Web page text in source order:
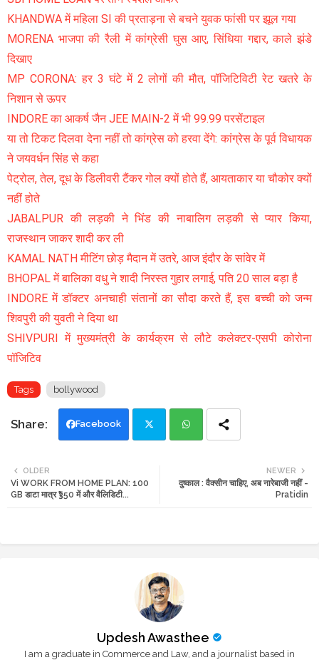
KHANDWA में महिला SI की प्रताड़ना से बचने युवक फांसी पर झूल गया
MORENA भाजपा की रैली में कांग्रेसी घुस आए, सिंधिया गद्दार, काले झंडे
दिखाए
MP CORONA: हर 3 घंटे में 2 लोगों की मौत, पॉजिटिविटी रेट खतरे के
निशान से ऊपर
INDORE का आकर्ष जैन JEE MAIN-2 में भी 99.99 परसेंटाइल
या तो टिकट दिलवा देना नहीं तो कांग्रेस को हरवा देंगे: कांग्रेस के पूर्व विधायक
ने जयवर्धन सिंह से कहा
पेट्रोल, तेल, दूध के डिलीवरी टैंकर गोल क्यों होते हैं, आयताकार या चौकोर क्यों
नहीं होते
JABALPUR की लड़की ने भिंड की नाबालिग लड़की से प्यार किया,
राजस्थान जाकर शादी कर ली
KAMAL NATH मीटिंग छोड़ मैदान में उतरे, आज इंदौर के सांवेर में
BHOPAL में बालिका वधु ने शादी निरस्त गुहार लगाई, पति 20 साल बड़ा है
INDORE में डॉक्टर अनचाही संतानों का सौदा करते हैं, इस बच्ची को जन्म
शिवपुरी की युवती ने दिया था
SHIVPURI में मुख्यमंत्री के कार्यक्रम से लौटे कलेक्टर-एसपी कोरोना
पॉजिटिव
Tags bollywood
Facebook
tte ats
NEWER
दुष्काल : वैक्सीन चाहिए, अब नारेबाजी नहीं -
Pratidin
OLDER
Vi WORK FROM HOME PLAN: 100
GB डाटा मात्र ₹350 में और वैलिडिटी...
Updesh Awasthee
I am a graduate in Commerce and Law, and a journalist based in